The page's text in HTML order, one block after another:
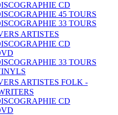
CD
45 TOURS
33 TOURS
ARTISTES
CD
33 TOURS
ARTISTES FOLK -
CD